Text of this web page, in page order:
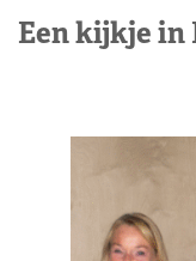
Een kijkje in